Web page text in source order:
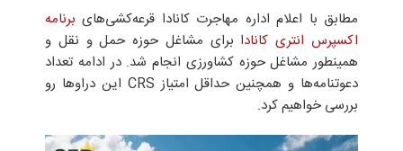
مطابق با اعلام اداره مهاجرت کانادا قرعه‌کشی‌های برنامه
اکسپرس انتری کانادا برای مشاغل حوزه حمل و نقل و
همینطور مشاغل حوزه کشاورزی انجام شد. در ادامه تعداد
دعوتنامه‌ها و همچنین حداقل امتیاز CRS این دراو‌ها رو
بررسی خواهیم کرد.